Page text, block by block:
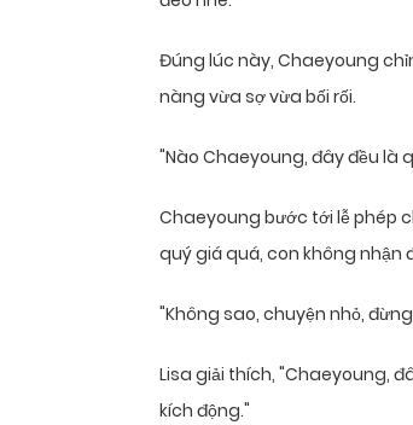
Đúng lúc này, Chaeyoung
nàng vừa sợ vừa bối rối.
"Nào Chaeyoung, đây đều là
Chaeyoung bước tới lễ phép
quý giá quá, con không nhận
"Không sao, chuyện nhỏ,
Lisa giải thích, "Chaeyoung,
kích động."